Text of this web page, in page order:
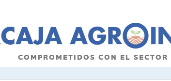
COMPROMETIDOS CON EL SECTOR